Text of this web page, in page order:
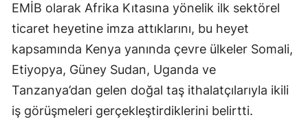
EMİB olarak Afrika Kıtasına yönelik ilk sektörel
ticaret heyetine imza attıklarını, bu heyet
kapsamında Kenya yanında çevre ülkeler Somali,
Etiyopya, Güney Sudan, Uganda ve
Tanzanya’dan gelen doğal taş ithalatçılarıyla ikili
iş görüşmeleri gerçekleştirdiklerini belirtti.